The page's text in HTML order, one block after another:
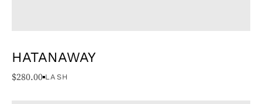
HATANAWAY
$280.00 LASH